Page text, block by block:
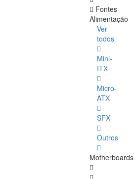
Fontes
Alimentação
Ver
todos
Mini-
ITX
Micro-
ATX
SFX
Outros
Motherboards